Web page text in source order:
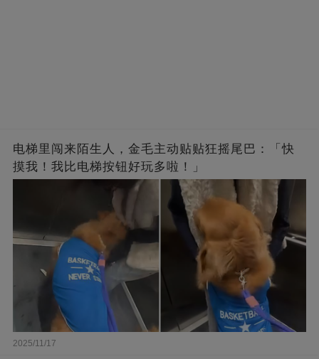
电梯里闯来陌生人，金毛主动贴贴狂摇尾巴：「快
摸我！我比电梯按钮好玩多啦！」
2025/11/17